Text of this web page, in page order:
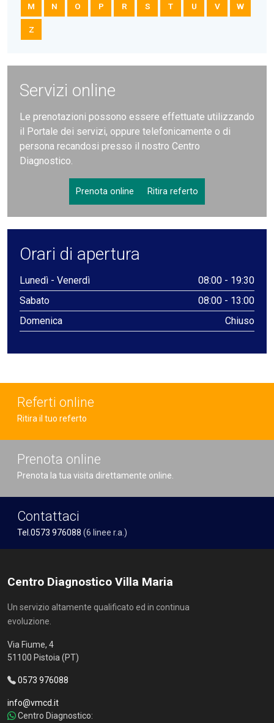
M N O P R S T U V W
Z
Servizi online
Le prenotazioni possono essere effettuate utilizzando
il Portale dei servizi, oppure telefonicamente o di
persona recandosi presso il nostro Centro
Diagnostico.
Prenota online Ritira referto
Orari di apertura
Lunedì - Venerdì
08:00 - 19:30
Sabato
08:00 - 13:00
Domenica
Chiuso
Referti online
Ritira il tuo referto
Prenota online
Prenota la tua visita direttamente online.
Contattaci
Tel.0573 976088 (6 linee r.a.)
Centro Diagnostico Villa Maria
Un servizio altamente qualificato ed in continua
evoluzione.
Via Fiume, 4
51100 Pistoia (PT)
0573 976088
info@vmcd.it
Centro Diagnostico: